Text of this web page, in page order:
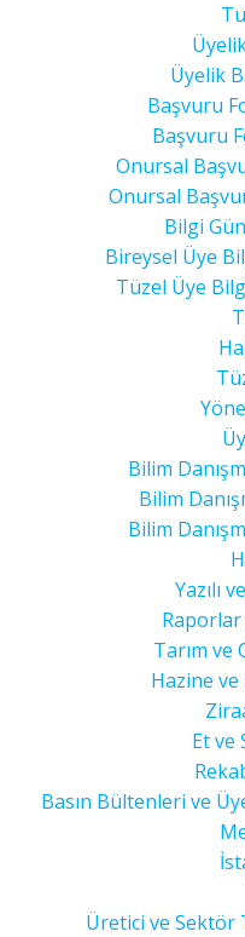
Üyelik
Başvuru
Başvuru
Onursal
Onursal
Bilgi
Bireysel Üye
Tüzel Üye
Bilim
Bilim
Bilim
Yazılı
Tarım ve
Hazine ve
Et ve
Basın Bültenleri ve
Üretici ve Sektör